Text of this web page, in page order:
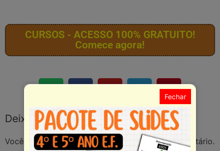
CURSOS - ACESSO 100% GRATUITO!
Comece agora!
Deixe um comentário
Você precisa fazer o loginpara publicar um comentário.
Fechar